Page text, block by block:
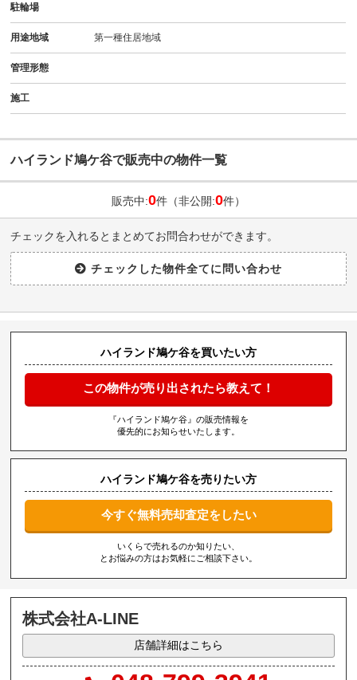
駐輪場
用途地域 第一種住居地域
管理形態
施工
ハイランド鳩ケ谷で販売中の物件一覧
販売中:0件（非公開:0件）
チェックを入れるとまとめてお問合わせができます。
ハイランド鳩ケ谷を買いたい方
この物件が売り出されたら教えて！
『ハイランド鳩ケ谷』の販売情報を
優先的にお知らせいたします。
ハイランド鳩ケ谷を売りたい方
今すぐ無料売却査定をしたい
いくらで売れるのか知りたい、
とお悩みの方はお気軽にご相談下さい。
株式会社A-LINE
店舗詳細はこちら